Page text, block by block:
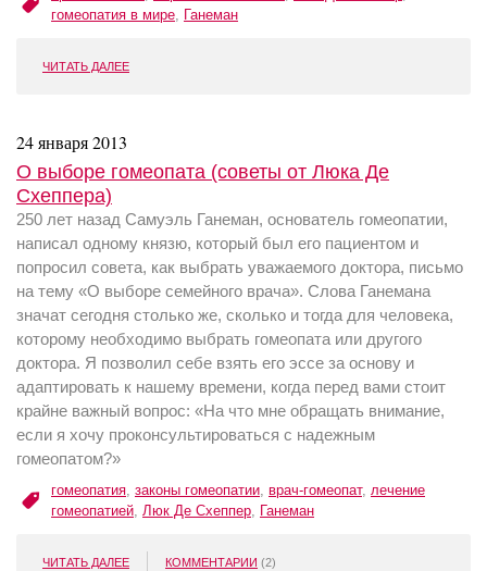
гомеопатия в мире, Ганеман
ЧИТАТЬ ДАЛЕЕ
24 января 2013
О выборе гомеопата (советы от Люка Де
Схеппера)
250 лет назад Самуэль Ганеман, основатель гомеопатии,
написал одному князю, который был его пациентом и
попросил совета, как выбрать уважаемого доктора, письмо
на тему «О выборе семейного врача». Слова Ганемана
значат сегодня столько же, сколько и тогда для человека,
которому необходимо выбрать гомеопата или другого
доктора. Я позволил себе взять его эссе за основу и
адаптировать к нашему времени, когда перед вами стоит
крайне важный вопрос: «На что мне обращать внимание,
если я хочу проконсультироваться с надежным
гомеопатом?»
гомеопатия, законы гомеопатии, врач-гомеопат, лечение
гомеопатией, Люк Де Схеппер, Ганеман
ЧИТАТЬ ДАЛЕЕ КОММЕНТАРИИ (2)